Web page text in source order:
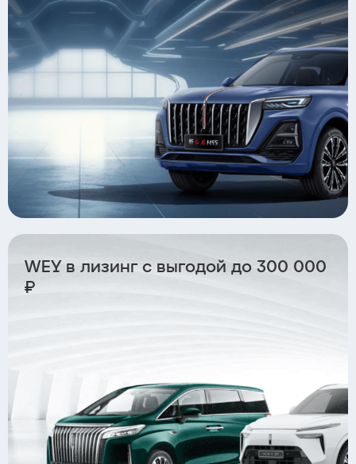
WEY в лизинг с выгодой до 300 000
₽